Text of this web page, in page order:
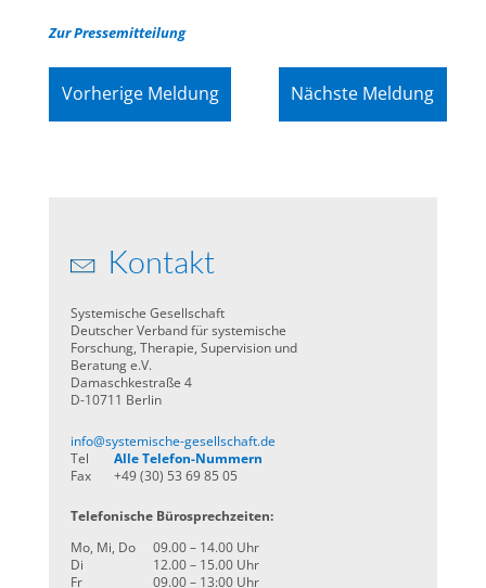
Zur Pressemitteilung
Vorherige Meldung Nächste Meldung
Kontakt
Systemische Gesellschaft
Deutscher Verband für systemische
Forschung, Therapie, Supervision und
Beratung e.V.
Damaschkestraße 4
D-10711 Berlin
info@systemische-gesellschaft.de
Tel
Alle Telefon-Nummern
Fax
+49 (30) 53 69 85 05
Telefonische Bürosprechzeiten:
Mo, Mi, Do
09.00 – 14.00 Uhr
Di
12.00 – 15.00 Uhr
Fr
09.00 – 13:00 Uhr